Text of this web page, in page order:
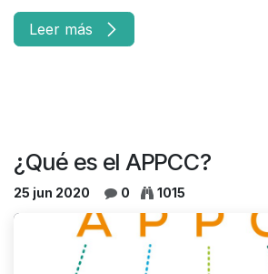
Leer más
¿Qué es el APPCC?
25 jun 2020 0 1015